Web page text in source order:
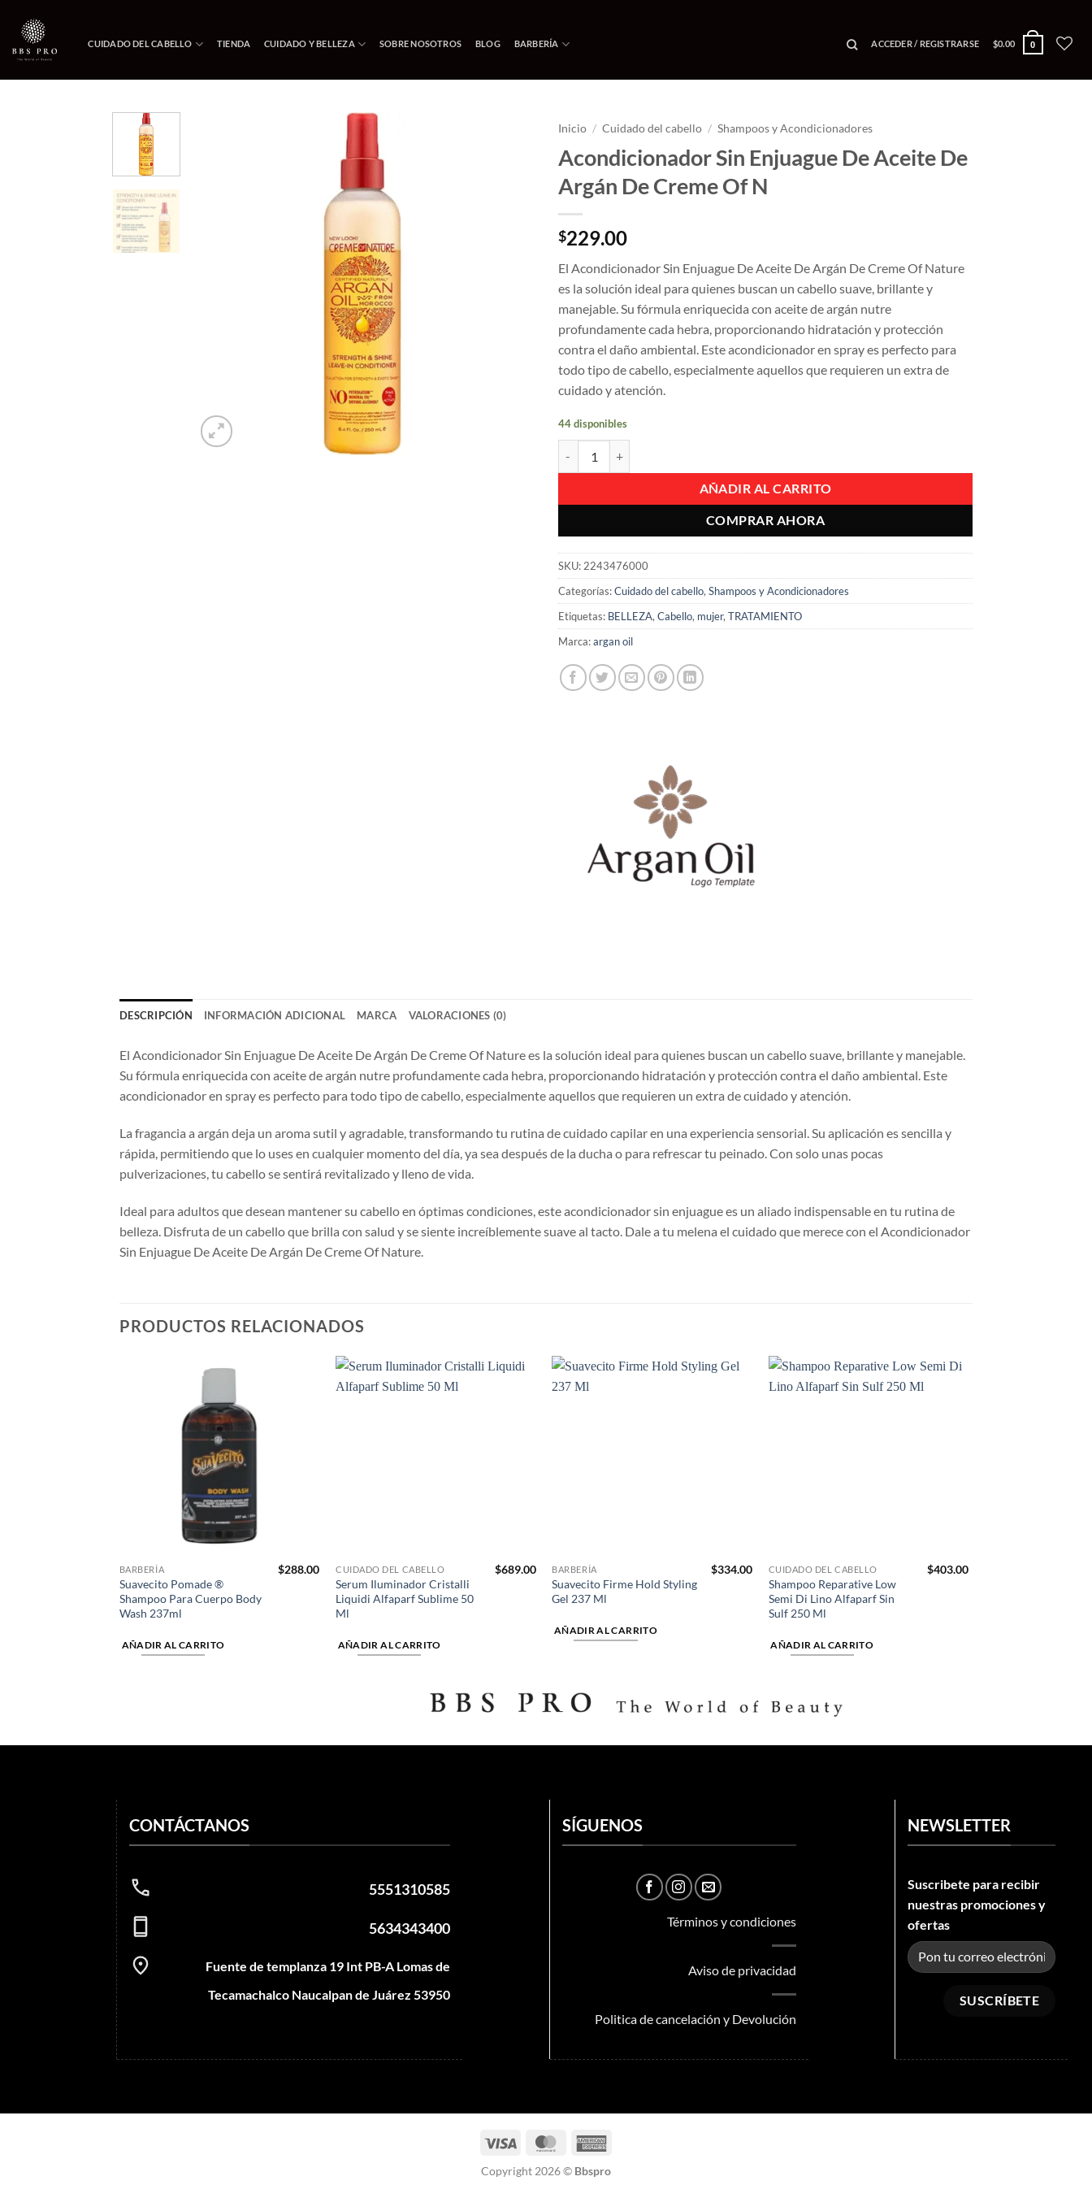
contenido
CUIDADO DEL CABELLO TIENDA CUIDADO Y BELLEZA SOBRE NOSOTROS BLOG BARBERÍA ACCEDER / REGISTRARSE $0.00 0
Inicio / Cuidado del cabello / Shampoos y Acondicionadores
Acondicionador Sin Enjuague De Aceite De
Argán De Creme Of N
$229.00
El Acondicionador Sin Enjuague De Aceite De Argán De Creme Of Nature
es la solución ideal para quienes buscan un cabello suave, brillante y
manejable. Su fórmula enriquecida con aceite de argán nutre
profundamente cada hebra, proporcionando hidratación y protección
contra el daño ambiental. Este acondicionador en spray es perfecto para
todo tipo de cabello, especialmente aquellos que requieren un extra de
cuidado y atención.
44 disponibles
AÑADIR AL CARRITO
COMPRAR AHORA
SKU:2243476000
Categorías:Cuidado del cabello, Shampoos y Acondicionadores
Etiquetas: BELLEZA, Cabello, mujer, TRATAMIENTO
Marca:argan oil
DESCRIPCIÓN INFORMACIÓN ADICIONAL MARCA VALORACIONES (0)
El Acondicionador Sin Enjuague De Aceite De Argán De Creme Of Nature es la solución ideal para quienes buscan un cabello suave, brillante y manejable.
Su fórmula enriquecida con aceite de argán nutre profundamente cada hebra, proporcionando hidratación y protección contra el daño ambiental. Este
acondicionador en spray es perfecto para todo tipo de cabello, especialmente aquellos que requieren un extra de cuidado y atención.
La fragancia a argán deja un aroma sutil y agradable, transformando tu rutina de cuidado capilar en una experiencia sensorial. Su aplicación es sencilla y
rápida, permitiendo que lo uses en cualquier momento del día, ya sea después de la ducha o para refrescar tu peinado. Con solo unas pocas
pulverizaciones, tu cabello se sentirá revitalizado y lleno de vida.
Ideal para adultos que desean mantener su cabello en óptimas condiciones, este acondicionador sin enjuague es un aliado indispensable en tu rutina de
belleza. Disfruta de un cabello que brilla con salud y se siente increíblemente suave al tacto. Dale a tu melena el cuidado que merece con el Acondicionador
Sin Enjuague De Aceite De Argán De Creme Of Nature.
PRODUCTOS RELACIONADOS
BARBERÍA
Suavecito Pomade ®
Shampoo Para Cuerpo Body
Wash 237ml
$288.00
AÑADIR AL CARRITO
CUIDADO DEL CABELLO
Serum Iluminador Cristalli
Liquidi Alfaparf Sublime 50
Ml
$689.00
AÑADIR AL CARRITO
BARBERÍA
Suavecito Firme Hold Styling
Gel 237 Ml
$334.00
AÑADIR AL CARRITO
CUIDADO DEL CABELLO
Shampoo Reparative Low
Semi Di Lino Alfaparf Sin
Sulf 250 Ml
$403.00
AÑADIR AL CARRITO
CONTÁCTANOS
5551310585
5634343400
Fuente de templanza 19 Int PB-A Lomas de
Tecamachalco Naucalpan de Juárez 53950
SÍGUENOS
Términos y condiciones
Aviso de privacidad
Politica de cancelación y Devolución
NEWSLETTER
Suscribete para recibir
nuestras promociones y
ofertas
Visa MasterCard
Copyright 2026 © Bbspro